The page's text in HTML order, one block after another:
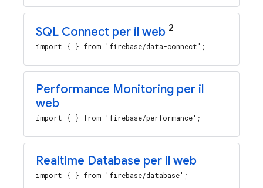
SQL Connect per il web 2
import { } from 'firebase/data-connect';
Performance Monitoring per il
web
import { } from 'firebase/performance';
Realtime Database per il web
import { } from 'firebase/database';